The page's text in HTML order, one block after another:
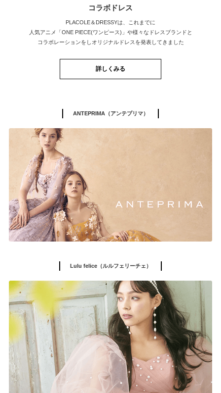
コラボドレス
PLACOLE＆DRESSYは、これまでに
人気アニメ「ONE PIECE(ワンピース)」や様々なドレスブランドと
コラボレーションをしオリジナルドレスを発表してきました
詳しくみる
ANTEPRIMA（アンテプリマ）
Lulu felice（ルルフェリーチェ）